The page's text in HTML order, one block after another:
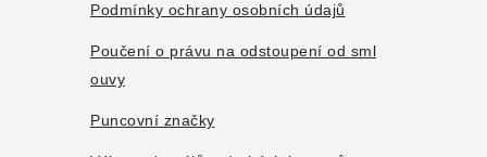
Podmínky ochrany osobních údajů
Poučení o právu na odstoupení od sml
ouvy
Puncovní značky